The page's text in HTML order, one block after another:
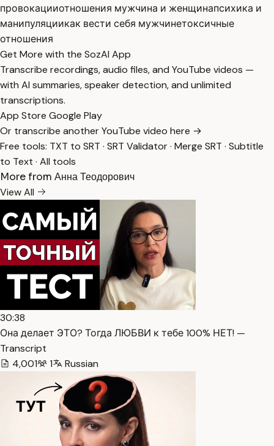
провокацииотношения мужчина и женщинапсихика и
манипуляциикак вести себя мужчинетоксичные
отношения
Get More with the SozAI App
Transcribe recordings, audio files, and YouTube videos —
with AI summaries, speaker detection, and unlimited
transcriptions.
App Store Google Play
Or transcribe another YouTube video here →
Free tools: TXT to SRT · SRT Validator· Merge SRT · Subtitle
to Text · All tools
More from Анна Теодорович
View All
30:38
Она делает ЭТО? Тогда ЛЮБВИ к тебе 100% НЕТ! —
Transcript
4,001
1 Russian